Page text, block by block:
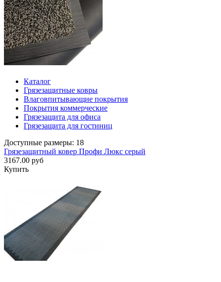
Каталог
Грязезащитные ковры
Влаговпитывающие покрытия
Покрытия коммерческие
Грязезащита для офиса
Грязезащита для гостиниц
Доступные размеры: 18
Грязезащитный ковер Профи Люкс серый
3167.00 руб
Купить